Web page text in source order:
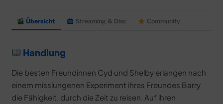
Übersicht Streaming & Disc Community
Handlung
Die besten Freundinnen Cyd und Shelby erlangen nach
einem misslungenen Experiment ihres Freundes Barry
die Fähigkeit, durch die Zeit zu reisen. Auf ihren